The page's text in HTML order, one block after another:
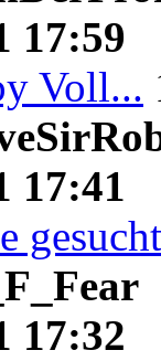
17:59
Voll...
17:41
gesucht
17:32